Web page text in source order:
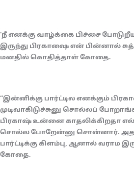
‘நீ எனக்கு வாழ்க்கை பிச்சை
இருந்து பிரகாஷை என் பின்னால்
மனதில் கொதித்தாள் கோதை.
“இன்னிக்கு பார்ட்டில எனக்கும்
முடிவாகிடுச்சுனு சொல்லப்
பிரகாஷ் உன்னை காதலிக்கிறதா
சொல்ல போறேன்னு சொன்னார்.
பார்ட்டிக்கு கிளம்பு, ஆனால் வராம
கோதை.